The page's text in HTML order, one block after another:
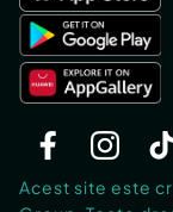
Acest site este